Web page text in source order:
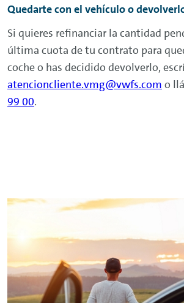
Quedarte con el vehículo o
Si quieres refinanciar la cantidad
última cuota de tu contrato para
coche o has decidido devolverlo,
atencioncliente.vmg@vwfs.com o
99 00.